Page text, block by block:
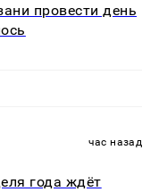
провести день
час назад
года ждёт